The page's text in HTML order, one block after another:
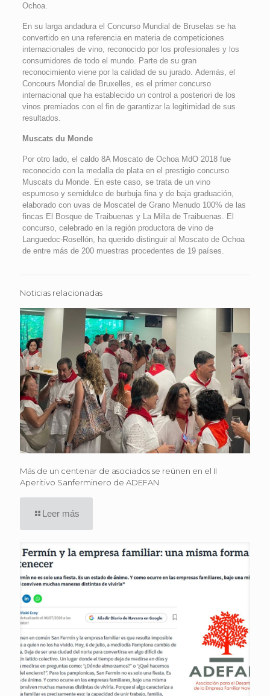
Ochoa.
En su larga andadura el Concurso Mundial de Bruselas se ha
convertido en una referencia en materia de competiciones
internacionales de vino, reconocido por los profesionales y los
consumidores de todo el mundo. Parte de su gran
reconocimiento viene por la calidad de su jurado. Además, el
Concours Mondial de Bruxelles, es el primer concurso
internacional que ha establecido un control a posteriori de los
vinos premiados con el fin de garantizar la legitimidad de sus
resultados.
Muscats du Monde
Por otro lado, el caldo 8A Moscato de Ochoa MdO 2018 fue
reconocido con la medalla de plata en el prestigio concurso
Muscats du Monde. En este caso, se trata de un vino
espumoso y semidulce de burbuja fina y de baja graduación,
elaborado con uvas de Moscatel de Grano Menudo 100% de las
fincas El Bosque de Traibuenas y La Milla de Traibuenas. El
concurso, celebrado en la región productora de vino de
Languedoc-Rosellón, ha querido distinguir al Moscato de Ochoa
de entre más de 200 muestras procedentes de 19 países.
Noticias relacionadas
Más de un centenar de asociados se reúnen en el II
Aperitivo Sanferminero de ADEFAN
Leer más